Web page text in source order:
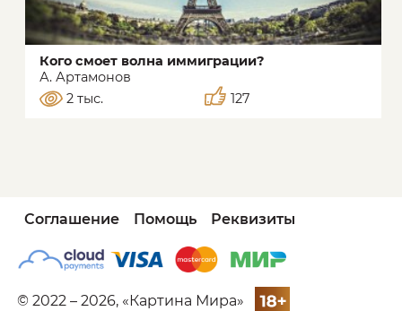
Кого смоет волна иммиграции?
А. Артамонов
2 тыс.
127
Соглашение Помощь Реквизиты
© 2022 – 2026, «Картина Мира»